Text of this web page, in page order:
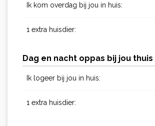
Ik kom overdag bij jou in huis:
1 extra huisdier:
Dag en nacht oppas bij jou thuis
Ik logeer bij jou in huis:
1 extra huisdier: